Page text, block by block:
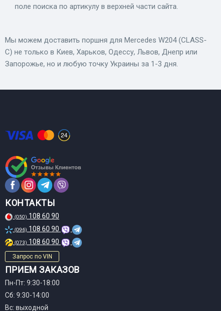
поле поиска по артикулу в верхней части сайта.
Мы можем доставить поршня для Mercedes W204 (CLASS-
C) не только в Киев, Харьков, Одессу, Львов, Днепр или
Запорожье, но и любую точку Украины за 1-3 дня.
КОНТАКТЫ
(050) 108 60 90
(096) 108 60 90
(073) 108 60 90
Запрос по VIN
ПРИЕМ ЗАКАЗОВ
Пн-Пт: 9:30-18:00
Сб: 9:30-14:00
Вс: выходной